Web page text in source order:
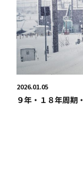
2026.01.05
９年・１８年周期